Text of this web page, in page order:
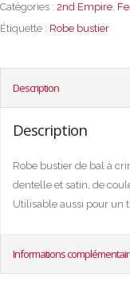
Catégories : 2nd Empire,
Étiquette : Robe bustier
Description
Description
Robe bustier de bal à
dentelle et satin, de
Utilisable aussi pour un
Informations